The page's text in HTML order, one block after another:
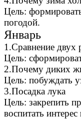
Цель:
погодой.
Январь
1.Сравнение двух
Цель:
2.Почему диких
Цель: побуждать
3.Посадка лука
Цель: закрепить
воспитать